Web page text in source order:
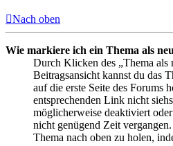
Nach oben
Wie markiere ich ein Thema als
Durch Klicken des „Thema als
Beitragsansicht kannst du das
auf die erste Seite des Forums
entsprechenden Link nicht
möglicherweise deaktiviert
nicht genügend Zeit
Thema nach oben zu holen,